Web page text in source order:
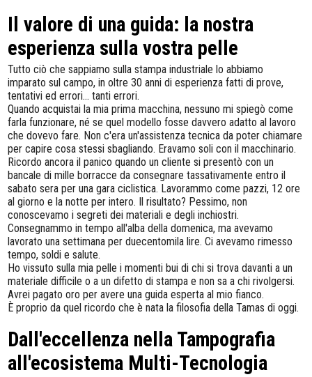
Il valore di una guida: la nostra
esperienza sulla vostra pelle
Tutto ciò che sappiamo sulla stampa industriale lo abbiamo
imparato sul campo, in oltre 30 anni di esperienza fatti di prove,
tentativi ed errori... tanti errori.
Quando acquistai la mia prima macchina, nessuno mi spiegò come
farla funzionare, né se quel modello fosse davvero adatto al lavoro
che dovevo fare. Non c'era un'assistenza tecnica da poter chiamare
per capire cosa stessi sbagliando. Eravamo soli con il macchinario.
Ricordo ancora il panico quando un cliente si presentò con un
bancale di mille borracce da consegnare tassativamente entro il
sabato sera per una gara ciclistica. Lavorammo come pazzi, 12 ore
al giorno e la notte per intero. Il risultato? Pessimo, non
conoscevamo i segreti dei materiali e degli inchiostri.
Consegnammo in tempo all'alba della domenica, ma avevamo
lavorato una settimana per duecentomila lire. Ci avevamo rimesso
tempo, soldi e salute.
Ho vissuto sulla mia pelle i momenti bui di chi si trova davanti a un
materiale difficile o a un difetto di stampa e non sa a chi rivolgersi.
Avrei pagato oro per avere una guida esperta al mio fianco.
È proprio da quel ricordo che è nata la filosofia della Tamas di oggi.
Dall'eccellenza nella Tampografia
all'ecosistema Multi-Tecnologia